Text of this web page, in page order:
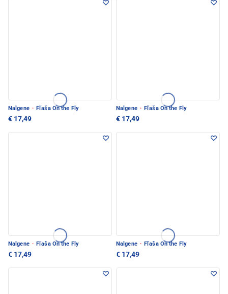
Nalgene · Fľaša On the Fly
€ 17,49
Nalgene · Fľaša On the Fly
€ 17,49
Nalgene · Fľaša On the Fly
€ 17,49
Nalgene · Fľaša On the Fly
€ 17,49